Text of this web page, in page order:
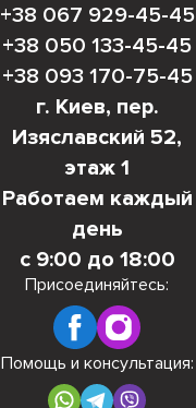
+38 067 929-45-45
+38 050 133-45-45
+38 093 170-75-45
г. Киев, пер.
Изяславский 52,
этаж 1
Работаем каждый
день
с 9:00 до 18:00
Присоединяйтесь:
Помощь и консультация: